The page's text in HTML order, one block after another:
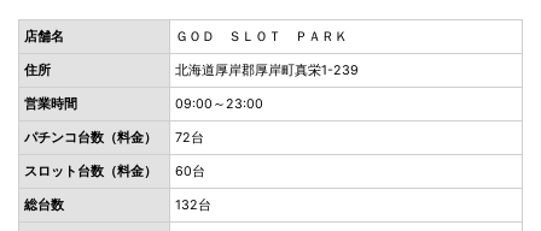
店舗名 ＧＯＤ ＳＬＯＴ ＰＡＲＫ
住所 北海道厚岸郡厚岸町真栄1-239
営業時間 09:00～23:00
パチンコ台数（料金） 72台
スロット台数（料金） 60台
総台数 132台